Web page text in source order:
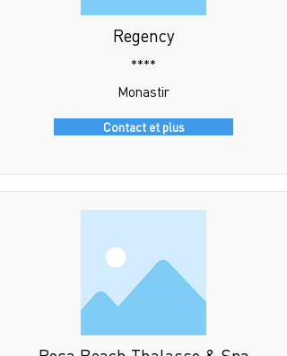
Regency
****
Monastir
Contact et plus